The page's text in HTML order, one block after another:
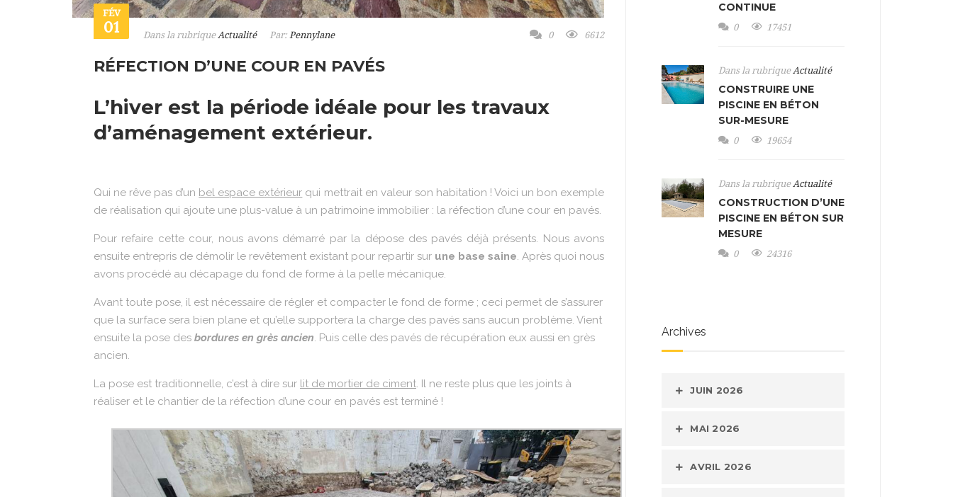
FÉV
01 Dans la rubrique Actualité Par: Pennylane 0 6612
RÉFECTION D’UNE COUR EN PAVÉS
L’hiver est la période idéale pour les travaux
d’aménagement extérieur.
Qui ne rêve pas d’un bel espace extérieur qui mettrait en valeur son habitation ! Voici un bon exemple
de réalisation qui ajoute une plus-value à un patrimoine immobilier : la réfection d’une cour en pavés.
Pour refaire cette cour, nous avons démarré par la dépose des pavés déjà présents. Nous avons
ensuite entrepris de démolir le revêtement existant pour repartir sur une base saine . Après quoi nous
avons procédé au décapage du fond de forme à la pelle mécanique.
Avant toute pose, il est nécessaire de régler et compacter le fond de forme ; ceci permet de s’assurer
que la surface sera bien plane et qu’elle supportera la charge des pavés sans aucun problème. Vient
ensuite la pose des bordures en grès ancien . Puis celle des pavés de récupération eux aussi en grès
ancien.
La pose est traditionnelle, c’est à dire sur lit de mortier de ciment . Il ne reste plus que les joints à
réaliser et le chantier de la réfection d’une cour en pavés est terminé !
CONTINUE
0 17451
Dans la rubriqueActualité
CONSTRUIRE UNE
PISCINE EN BÉTON
SUR-MESURE
0 19654
Dans la rubriqueActualité
CONSTRUCTION D’UNE
PISCINE EN BÉTON SUR
MESURE
0 24316
Archives
JUIN 2026
MAI 2026
AVRIL 2026